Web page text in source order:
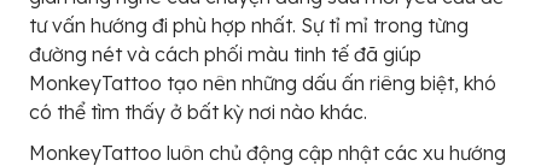
tư vấn hướng đi phù hợp nhất. Sự tỉ mỉ trong từng
đường nét và cách phối màu tinh tế đã giúp
MonkeyTattoo tạo nên những dấu ấn riêng biệt, khó
có thể tìm thấy ở bất kỳ nơi nào khác.
MonkeyTattoo luôn chủ động cập nhật các xu hướng